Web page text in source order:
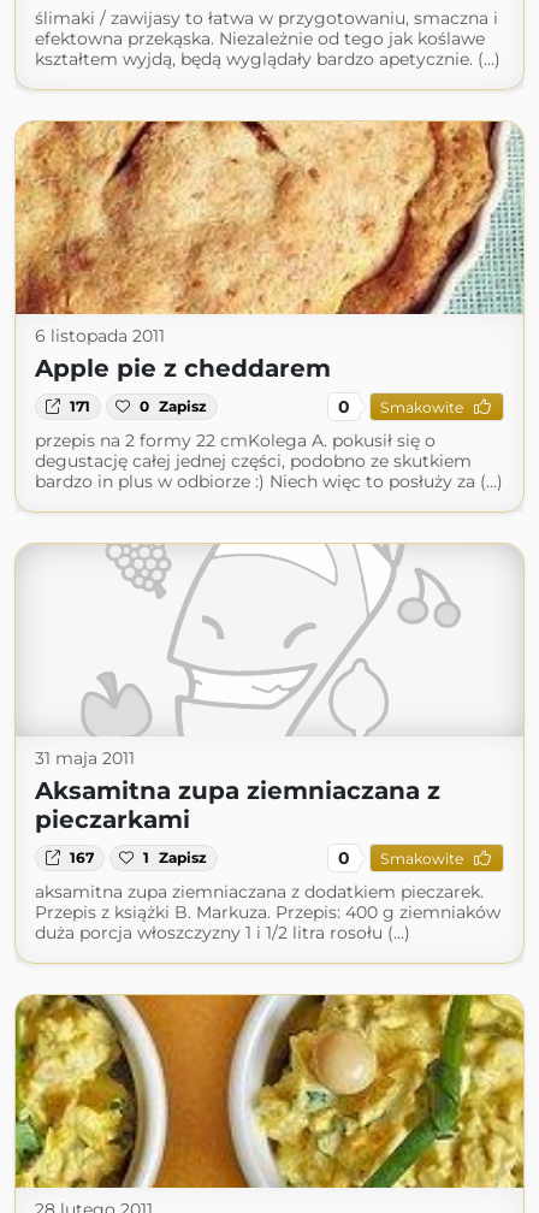
ślimaki / zawijasy to łatwa w przygotowaniu, smaczna i
efektowna przekąska. Niezależnie od tego jak koślawe
kształtem wyjdą, będą wyglądały bardzo apetycznie. (...)
6 listopada 2011
Apple pie z cheddarem
171 0 Zapisz 0 Smakowite
przepis na 2 formy 22 cmKolega A. pokusił się o
degustację całej jednej części, podobno ze skutkiem
bardzo in plus w odbiorze :) Niech więc to posłuży za (...)
31 maja 2011
Aksamitna zupa ziemniaczana z
pieczarkami
167 1 Zapisz 0 Smakowite
aksamitna zupa ziemniaczana z dodatkiem pieczarek.
Przepis z książki B. Markuza. Przepis: 400 g ziemniaków
duża porcja włoszczyzny 1 i 1/2 litra rosołu (...)